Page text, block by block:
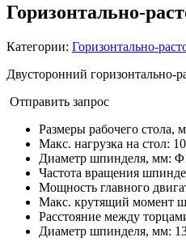
Горизонтально-
Категории: Горизонтально-
Двусторонний горизонтально-
Отправить запрос
Размеры рабочего стола,
Макс. нагрузка на стол: 10
Диаметр шпинделя, мм:
Частота вращения
Мощность главного
Макс. крутящий момент
Расстояние между
Диаметр шпинделя, мм: